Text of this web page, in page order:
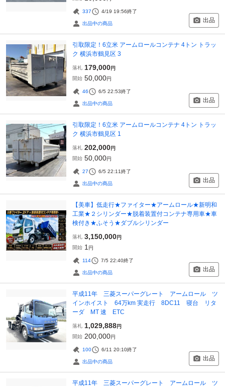
337 4/19 19:56終了
出品中の商品 出品
引取限定！6立米 アームロールコンテナ 4トン トラッ
ク 横浜市鶴見区 3
落札 179,000円
開始 50,000円
46 6/5 22:53終了
出品中の商品 出品
引取限定！6立米 アームロールコンテナ 4トン トラッ
ク 横浜市鶴見区 1
落札 202,000円
開始 50,000円
27 6/5 22:11終了
出品中の商品 出品
【美車】低走行★ファイター★アームロール★新明和
工業★２シリンダー★脱着装置付コンテナ専用車★車
検付き★ふそう★ダブルシリンダー
落札 3,150,000円
開始 1 円
114 7/5 22:40終了
出品中の商品 出品
平成11年 三菱スーパーグレート アームロール ツ
インホイスト 64万km 実走行 8DC11 寝台 リタ
ーダ MT 速 ETC
落札 1,029,888円
開始 200,000円
100 6/11 20:10終了
出品中の商品 出品
平成11年 三菱スーパーグレート アームロール ツ